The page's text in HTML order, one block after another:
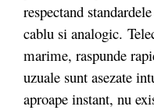
respectand
cablu si analogic.
marime, raspunde
uzuale sunt asezate
aproape instant, nu